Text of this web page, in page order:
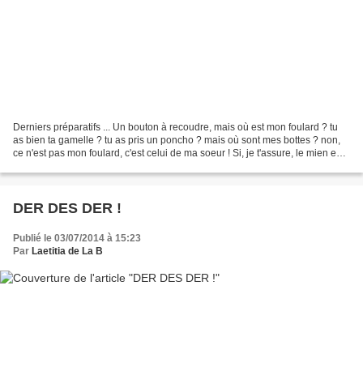
Derniers préparatifs ... Un bouton à recoudre, mais où est mon foulard ? tu
as bien ta gamelle ? tu as pris un poncho ? mais où sont mes bottes ? non,
ce n'est pas mon foulard, c'est celui de ma soeur ! Si, je t'assure, le mien est
DER DES DER !
Publié le 03/07/2014 à 15:23
Par Laetitia de La B